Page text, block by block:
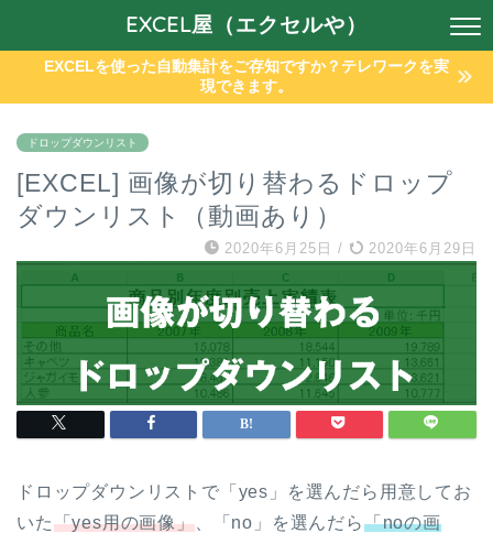
EXCEL屋（エクセルや）
EXCELを使った自動集計をご存知ですか？テレワークを実
現できます。
ドロップダウンリスト
[EXCEL] 画像が切り替わるドロップ
ダウンリスト（動画あり）
2020年6月25日 / 2020年6月29日
ドロップダウンリストで「yes」を選んだら用意してお
いた「yes用の画像」、「no」を選んだら「noの画